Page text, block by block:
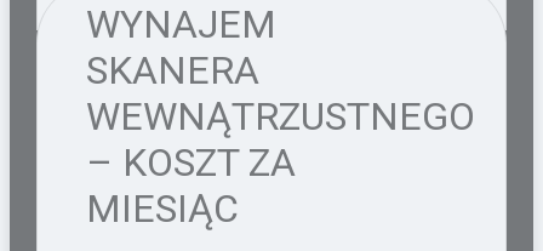
WYNAJEM
SKANERA
WEWNĄTRZUSTNEGO
– KOSZT ZA
MIESIĄC